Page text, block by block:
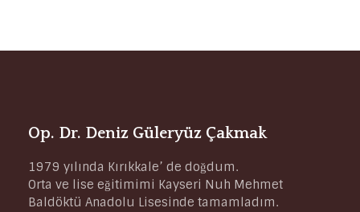
Op. Dr. Deniz Güleryüz Çakmak
1979 yılında Kırıkkale’ de doğdum.
Orta ve lise eğitimimi Kayseri Nuh Mehmet
Baldöktü Anadolu Lisesinde tamamladım.